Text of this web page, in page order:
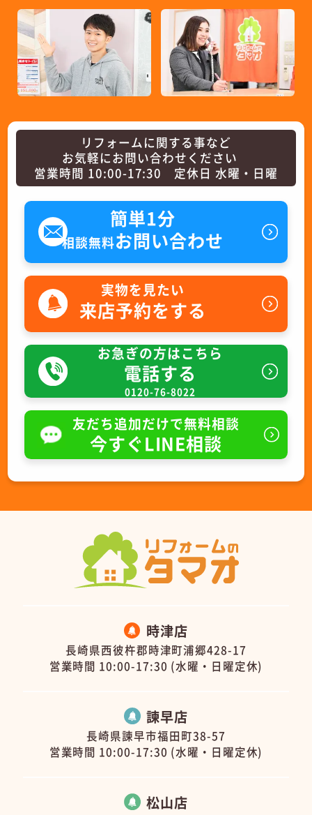
リフォームに関する事など
お気軽にお問い合わせください
営業時間 10:00-17:30 定休日 水曜・日曜
簡単1分
相談無料お問い合わせ
実物を見たい
来店予約をする
お急ぎの方はこちら
電話する
0120-76-8022
友だち追加だけで無料相談
今すぐLINE相談
時津店
長崎県西彼杵郡時津町浦郷428-17
営業時間 10:00-17:30 (水曜・日曜定休)
諫早店
長崎県諫早市福田町38-57
営業時間 10:00-17:30 (水曜・日曜定休)
松山店